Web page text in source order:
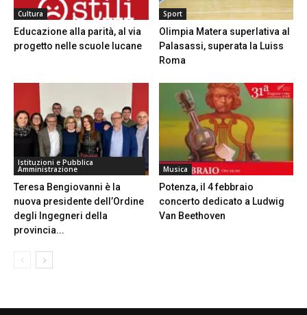
Cultura
Educazione alla parità, al via
progetto nelle scuole lucane
Sport
Olimpia Matera superlativa al
Palasassi, superata la Luiss
Roma
Istituzioni e Pubblica
Amministrazione
Teresa Bengiovanni è la
nuova presidente dell’Ordine
degli Ingegneri della
provincia...
Musica
Potenza, il 4 febbraio
concerto dedicato a Ludwig
Van Beethoven